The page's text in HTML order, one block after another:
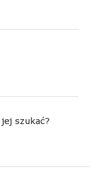
szukać?